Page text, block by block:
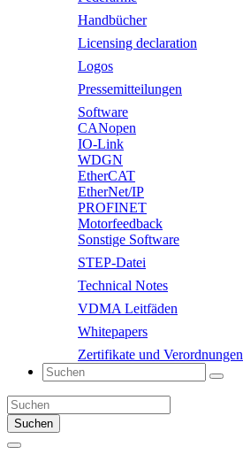
Handbücher
Licensing declaration
Logos
Pressemitteilungen
Software
CANopen
IO-Link
WDGN
EtherCAT
EtherNet/IP
PROFINET
Motorfeedback
Sonstige Software
STEP-Datei
Technical Notes
VDMA Leitfäden
Whitepapers
Zertifikate und Verordnungen
Suchen